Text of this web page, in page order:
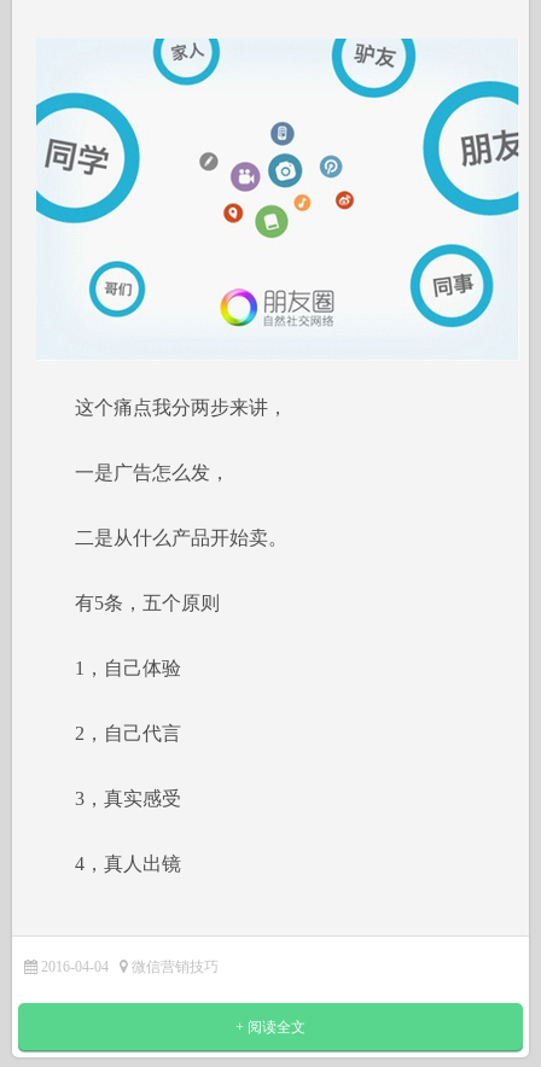
这个痛点我分两步来讲，
一是广告怎么发，
二是从什么产品开始卖。
有5条，五个原则
1，自己体验
2，自己代言
3，真实感受
4，真人出镜
2016-04-04 微信营销技巧
+ 阅读全文